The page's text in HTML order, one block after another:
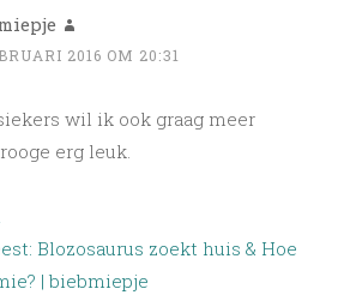
2016 OM 20:31
wil ik ook graag meer
erg leuk.
Blozosaurus zoekt huis & Hoe
| biebmiepje